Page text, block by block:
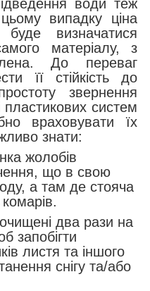
води теж
випадку ціна
буде визначатися
матеріалу, з
До переваг
її стійкість до
звернення
систем
враховувати їх
знати:
жолобів
що в свою
а там де стояча
два рази на
запобігти
листя та іншого
снігу та/або